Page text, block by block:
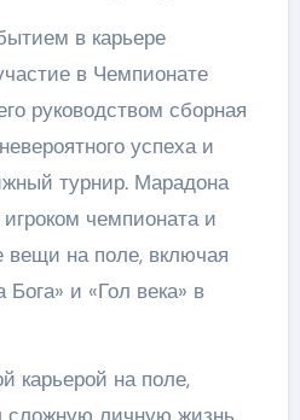
в карьере
в Чемпионате
руководством сборная
успеха и
турнир. Марадона
чемпионата и
вещи на поле, включая
и «Гол века» в
карьерой на поле,
сложную личную жизнь.